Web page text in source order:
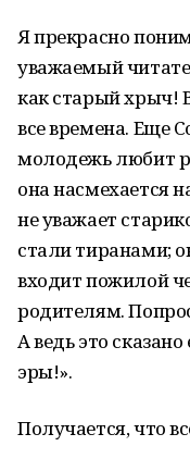
Я прекрасно
уважаемый
как старый хрыч!
все времена. Еще
молодежь любит
она насмехается
не уважает
стали тиранами;
входит пожилой
родителям.
А ведь это
эры!».
Получается, что